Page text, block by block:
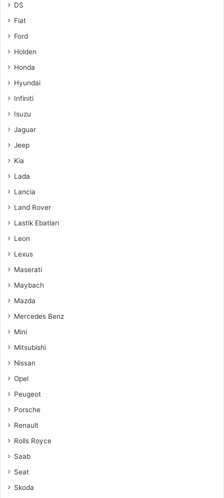
DS
Fiat
Ford
Holden
Honda
Hyundai
Infiniti
Isuzu
Jaguar
Jeep
Kia
Lada
Lancia
Land Rover
Lastik Ebatları
Leon
Lexus
Maserati
Maybach
Mazda
Mercedes Benz
Mini
Mitsubishi
Nissan
Opel
Peugeot
Porsche
Renault
Rolls Royce
Saab
Seat
Skoda